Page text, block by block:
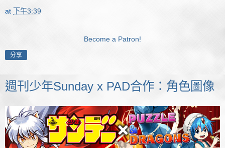
at 下午3:39
Become a Patron!
分享
週刊少年Sunday x PAD合作：角色圖像